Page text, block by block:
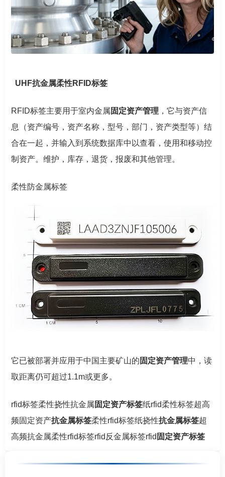
UHF抗金属柔性RFID标签
RFID标签主要用于室内金属 固定资产管理 ，它与资产信
息（资产编号，资产名称，型号，部门，资产类型等）结
合在一起，并输入到系统数据库中以查看，使用和移动控
制资产。维护，库存，退货，报废和其他管理。
柔性防金属标签
它已被部署并应用于中国主要矿山的 固定资产管理中，读
取距离仍可超过1.1m或更多。
rfid标签柔性挠性抗金属 固定资产标签纸rfid柔性标签超高
频固定资产抗金属标签柔性rfid标签纸挠性抗金属标签超
高频抗金属柔性rfid标签rfid反金属标签rfid 固定资产标签